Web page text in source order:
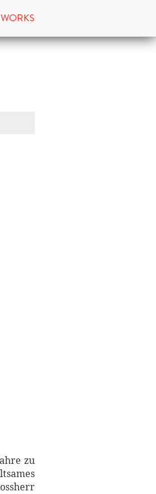
zu